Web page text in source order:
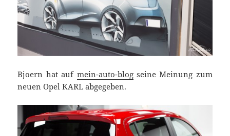
Bjoern hat auf mein-auto-blogseine Meinung zum
neuen Opel KARL abgegeben.